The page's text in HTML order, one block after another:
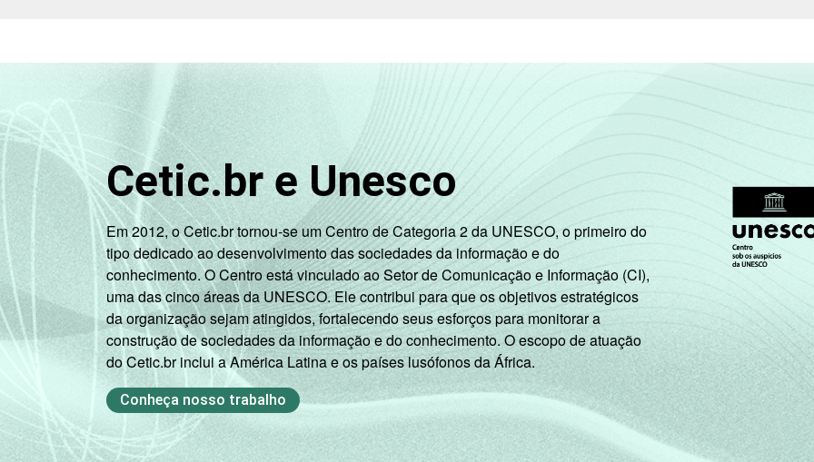
Cetic.br e Unesco
Em 2012, o Cetic.br tornou-se um Centro de Categoria 2 da UNESCO, o primeiro do
tipo dedicado ao desenvolvimento das sociedades da informação e do
conhecimento. O Centro está vinculado ao Setor de Comunicação e Informação (CI),
uma das cinco áreas da UNESCO. Ele contribui para que os objetivos estratégicos
da organização sejam atingidos, fortalecendo seus esforços para monitorar a
construção de sociedades da informação e do conhecimento. O escopo de atuação
do Cetic.br inclui a América Latina e os países lusófonos da África.
Conheça nosso trabalho